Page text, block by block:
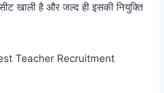
खाली है और जल्द ही इसकी नियुक्ति